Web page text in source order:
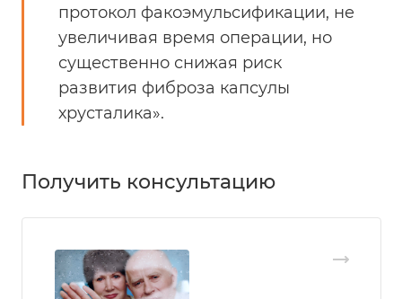
протокол факоэмульсификации, не
увеличивая время операции, но
существенно снижая риск
развития фиброза капсулы
хрусталика».
Получить консультацию